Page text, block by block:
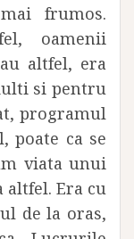
frumos.
oamenii
altfel, era
si pentru
programul
poate ca se
viata unui
altfel. Era cu
de la oras,